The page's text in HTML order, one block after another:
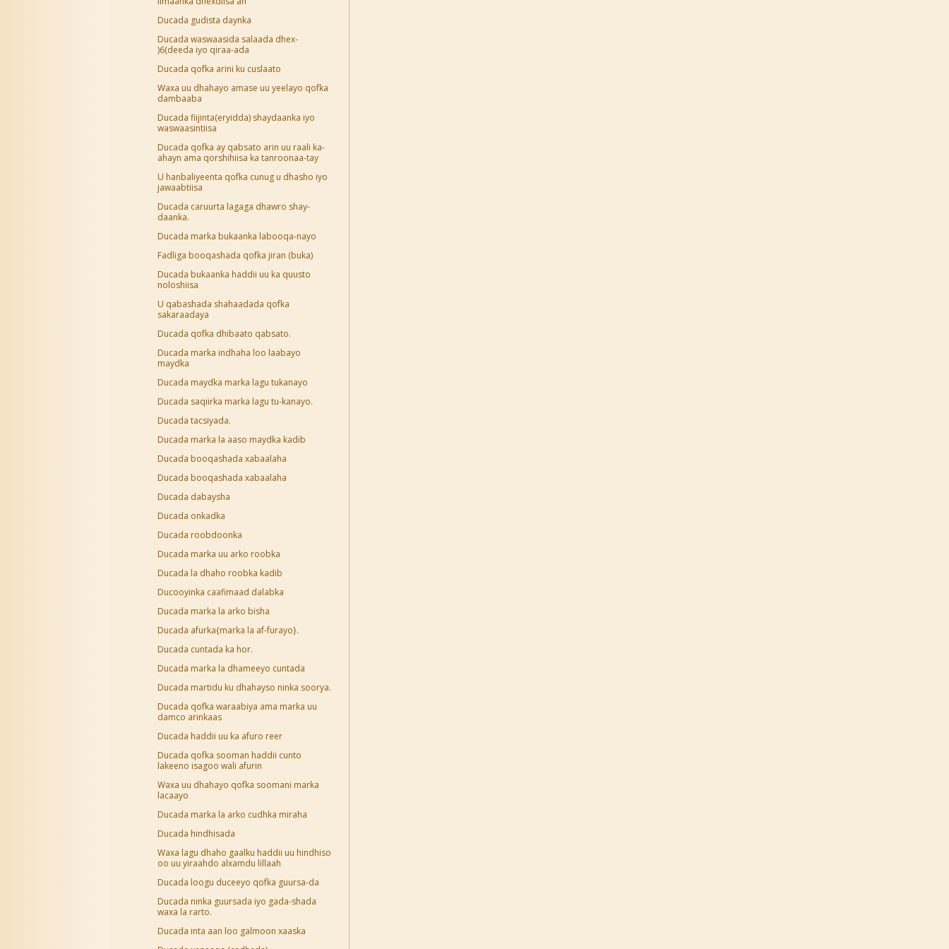
Ducada gudista daynka
Ducada waswaasida salaada dhex-
)6(deeda iyo qiraa-ada
Ducada qofka arini ku cuslaato
Waxa uu dhahayo amase uu yeelayo qofka
dambaaba
Ducada fiijinta(eryidda) shaydaanka iyo
waswaasintiisa
Ducada qofka ay qabsato arin uu raali ka-
ahayn ama qorshihiisa ka tanroonaa-tay
U hanbaliyeenta qofka cunug u dhasho iyo
jawaabtiisa
Ducada caruurta lagaga dhawro shay-
daanka.
Ducada marka bukaanka labooqa-nayo
Fadliga booqashada qofka jiran (buka)
Ducada bukaanka haddii uu ka quusto
noloshiisa
U qabashada shahaadada qofka
sakaraadaya
Ducada qofka dhibaato qabsato.
Ducada marka indhaha loo laabayo
maydka
Ducada maydka marka lagu tukanayo
Ducada saqiirka marka lagu tu-kanayo.
Ducada tacsiyada.
Ducada marka la aaso maydka kadib
Ducada booqashada xabaalaha
Ducada booqashada xabaalaha
Ducada dabaysha
Ducada onkadka
Ducada roobdoonka
Ducada marka uu arko roobka
Ducada la dhaho roobka kadib
Ducooyinka caafimaad dalabka
Ducada marka la arko bisha
Ducada afurka{marka la af-furayo}.
Ducada cuntada ka hor.
Ducada marka la dhameeyo cuntada
Ducada martidu ku dhahayso ninka soorya.
Ducada qofka waraabiya ama marka uu
damco arinkaas
Ducada haddii uu ka afuro reer
Ducada qofka sooman haddii cunto
lakeeno isagoo wali afurin
Waxa uu dhahayo qofka soomani marka
lacaayo
Ducada marka la arko cudhka miraha
Ducada hindhisada
Waxa lagu dhaho gaalku haddii uu hindhiso
oo uu yiraahdo alxamdu lillaah
Ducada loogu duceeyo qofka guursa-da
Ducada ninka guursada iyo gada-shada
waxa la rarto.
Ducada inta aan loo galmoon xaaska